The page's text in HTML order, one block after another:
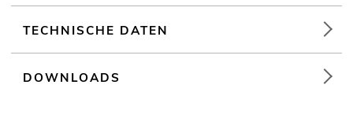
TECHNISCHE DATEN
DOWNLOADS